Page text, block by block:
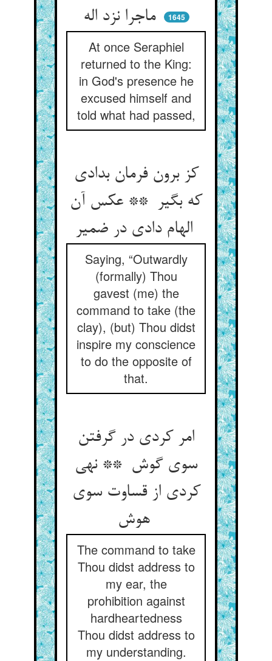
ماجرا نزد اله
1645
At once Seraphiel
returned to the King:
in God's presence he
excused himself and
told what had passed,
کز برون فرمان بدادی
که بگیر ** عکس آن
الهام دادی در ضمیر
Saying, “Outwardly
(formally) Thou
gavest (me) the
command to take (the
clay), (but) Thou didst
inspire my conscience
to do the opposite of
that.
امر کردی در گرفتن
سوی گوش ** نهی
کردی از قساوت سوی
هوش
The command to take
Thou didst address to
my ear, the
prohibition against
hardheartedness
Thou didst address to
my understanding.